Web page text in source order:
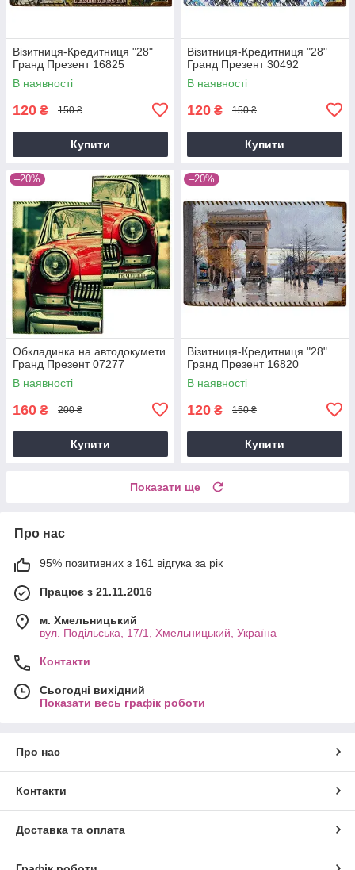
Візитниця-Кредитниця "28"
Гранд Презент 16825
В наявності
120 ₴ 150 ₴
Купити
Візитниця-Кредитниця "28"
Гранд Презент 30492
В наявності
120 ₴ 150 ₴
Купити
–20%
Обкладинка на автодокумети
Гранд Презент 07277
В наявності
160 ₴ 200 ₴
Купити
–20%
Візитниця-Кредитниця "28"
Гранд Презент 16820
В наявності
120 ₴ 150 ₴
Купити
Показати ще
Про нас
95% позитивних з 161 відгука за рік
Працює з 21.11.2016
м. Хмельницький
вул. Подільська, 17/1, Хмельницький, Україна
Контакти
Сьогодні вихідний
Показати весь графік роботи
Про нас
Контакти
Доставка та оплата